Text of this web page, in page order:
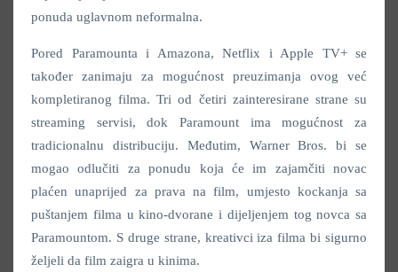
ponuda uglavnom neformalna.
Pored Paramounta i Amazona, Netflix i Apple TV+ se
također zanimaju za mogućnost preuzimanja ovog već
kompletiranog filma. Tri od četiri zainteresirane strane su
streaming servisi, dok Paramount ima mogućnost za
tradicionalnu distribuciju. Međutim, Warner Bros. bi se
mogao odlučiti za ponudu koja će im zajamčiti novac
plaćen unaprijed za prava na film, umjesto kockanja sa
puštanjem filma u kino-dvorane i dijeljenjem tog novca sa
Paramountom. S druge strane, kreativci iza filma bi sigurno
željeli da film zaigra u kinima.